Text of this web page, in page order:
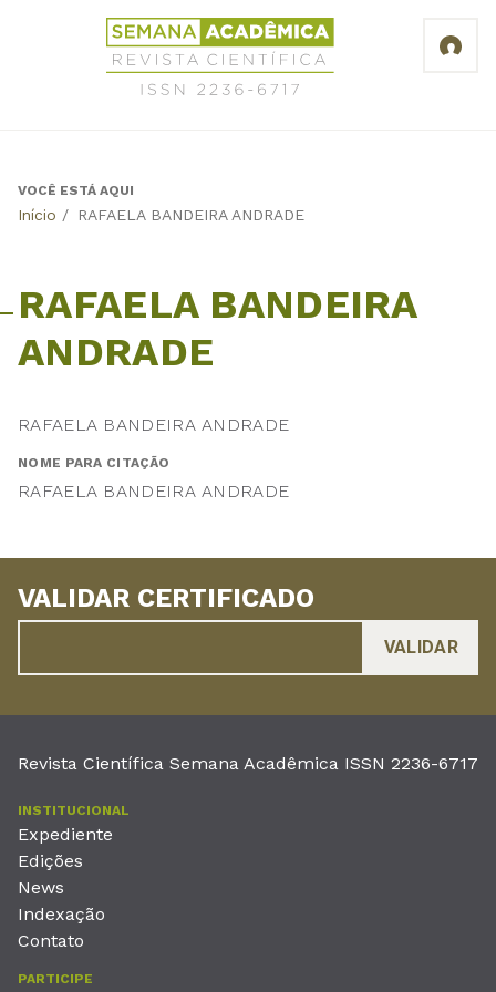
Revista
Científica
Semana
6717
Back
VOCÊ ESTÁ AQUI
Início / RAFAELA BANDEIRA ANDRADE
RAFAELA BANDEIRA
ANDRADE
RAFAELA BANDEIRA ANDRADE
NOME PARA CITAÇÃO
RAFAELA BANDEIRA ANDRADE
VALIDAR CERTIFICADO
Revista Científica Semana Acadêmica ISSN 2236-6717
INSTITUCIONAL
Expediente
Edições
News
Indexação
Contato
PARTICIPE